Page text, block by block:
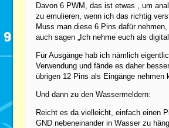
Davon 6 PWM, das ist etwas , um
zu emulieren, wenn ich das richtig
Muss man diese 6 Pins dafür
auch sagen „Ich nehme euch als
Für Ausgänge hab ich nämlich
Verwendung und fände es daher
übrigen 12 Pins als Eingänge nehmen
Und dann zu den Wassermeldern:
Reicht es da vielleicht, einfach einen
GND nebeneinander in Wasser zu